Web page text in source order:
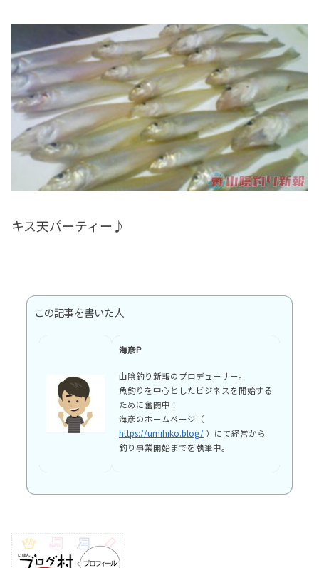
キス天パーティー♪
この記事を書いた人
海彦P
山陰釣り新報のプロデューサー。
魚釣りを中心としたビジネスを開始する
ために奮闘中！
海彦のホームページ（
https://umihiko.blog/ ）にて経営から
釣り事業開始までを執筆中。